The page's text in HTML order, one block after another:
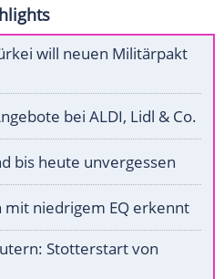
will neuen Militärpakt
bei ALDI, Lidl & Co.
bis heute unvergessen
mit niedrigem EQ erkennt
Stotterstart von